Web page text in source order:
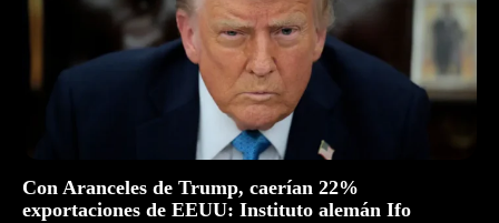
Con Aranceles de Trump, caerían 22%
exportaciones de EEUU: Instituto alemán Ifo